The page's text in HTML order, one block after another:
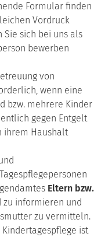
Formular finden
Vordruck
Sie sich bei uns als
bewerben
von
wenn eine
bzw. mehrere Kinder
gegen Entgelt
ihrem Haushalt
Eltern bzw.
zu informieren und
zu vermitteln.
ist